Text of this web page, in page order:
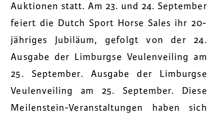
Auktionen statt. Am 23. und 24. September
feiert die Dutch Sport Horse Sales ihr 20-
jähriges Jubiläum, gefolgt von der 24.
Ausgabe der Limburgse Veulenveiling am
25. September. Ausgabe der Limburgse
Veulenveiling am 25. September. Diese
Meilenstein-Veranstaltungen haben sich